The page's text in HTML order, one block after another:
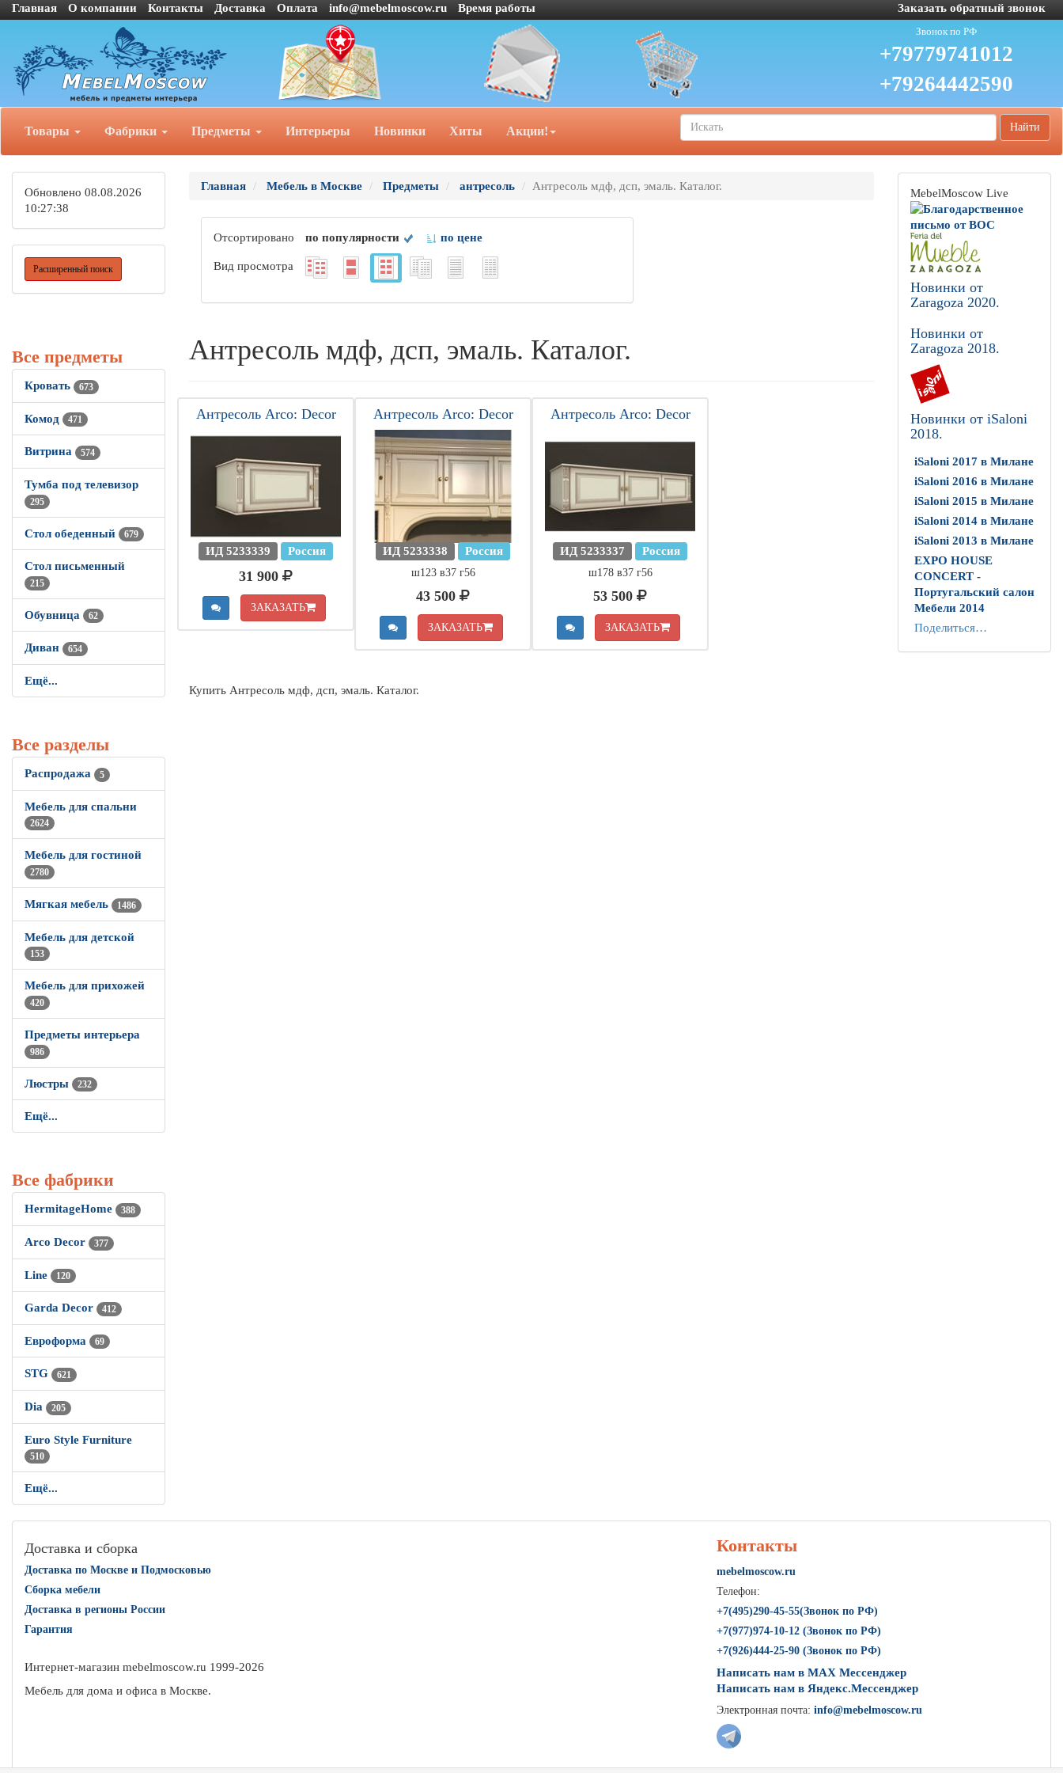
Главная О компании Контакты Доставка Оплата info@mebelmoscow.ru Время работы Заказать обратный звонок
Звонок по РФ
+79779741012
+79264442590
Товары Фабрики Предметы Интерьеры Новинки Хиты Акции! Найти
Обновлено 08.08.2026
10:27:38
Расширенный поиск
Все предметы
Кровать 673
Комод 471
Витрина 574
Тумба под телевизор
295
Стол обеденный 679
Стол письменный
215
Обувница 62
Диван 654
Ещё...
Все разделы
Распродажа 5
Мебель для спальни
2624
Мебель для гостиной
2780
Мягкая мебель 1486
Мебель для детской
153
Мебель для прихожей
420
Предметы интерьера
986
Люстры 232
Ещё...
Все фабрики
HermitageHome 388
Arco Decor 377
Line 120
Garda Decor 412
Евроформа 69
STG 621
Dia 205
Euro Style Furniture
510
Ещё...
Главная Мебель в Москве Предметы антресоль Антресоль мдф, дсп, эмаль. Каталог.
Отсортировано по популярности по цене
Вид просмотра
Антресоль мдф, дсп, эмаль. Каталог.
Антресоль Arco: Decor
ИД 5233339 Россия
31 900
ЗАКАЗАТЬ
Антресоль Arco: Decor
ИД 5233338 Россия
ш123 в37 г56
43 500
ЗАКАЗАТЬ
Антресоль Arco: Decor
ИД 5233337 Россия
ш178 в37 г56
53 500
ЗАКАЗАТЬ
Купить Антресоль мдф, дсп, эмаль. Каталог.
MebelMoscow Live
Новинки от
Zaragoza 2020.
Новинки от
Zaragoza 2018.
Новинки от iSaloni
2018.
iSaloni 2017 в Милане
iSaloni 2016 в Милане
iSaloni 2015 в Милане
iSaloni 2014 в Милане
iSaloni 2013 в Милане
EXPO HOUSE
CONCERT -
Португальский салон
Мебели 2014
Поделиться…
Доставка и сборка
Доставка по Москве и Подмосковью
Сборка мебели
Доставка в регионы России
Гарантия
Интернет-магазин mebelmoscow.ru 1999-2026
Мебель для дома и офиса в Москве.
Контакты
mebelmoscow.ru
Телефон:
+7(495)290-45-55(Звонок по РФ)
+7(977)974-10-12 (Звонок по РФ)
+7(926)444-25-90 (Звонок по РФ)
Написать нам в MAX Мессенджер
Написать нам в Яндекс.Мессенджер
Электронная почта: info@mebelmoscow.ru